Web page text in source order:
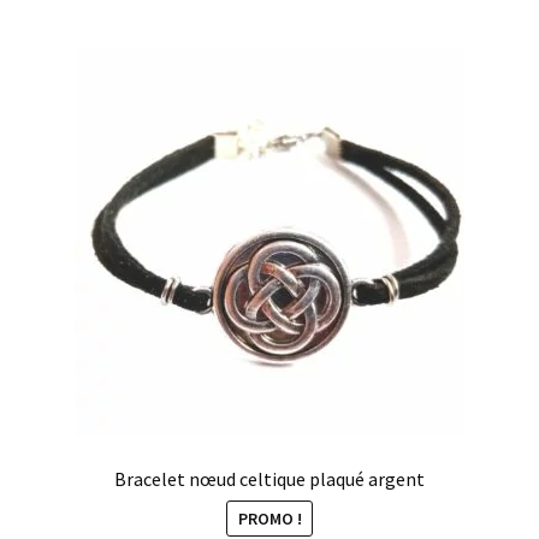
Bracelet nœud celtique plaqué argent
PROMO !